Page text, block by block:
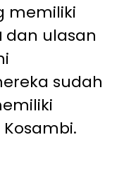
memiliki
dan ulasan
sudah